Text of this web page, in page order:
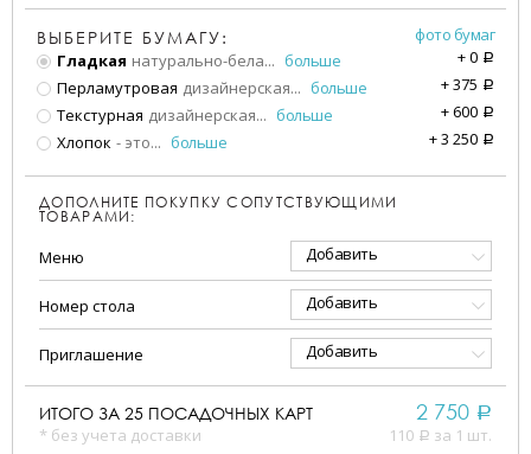
ВЫБЕРИТЕ БУМАГУ:
фото бумаг
Гладкая натурально-бела... больше +0 a
Перламутровая дизайнерская... больше +375 a
Текстурная дизайнерская... больше +600 a
Хлопок - это... больше +3 250 a
ДОПОЛНИТЕ ПОКУПКУ СОПУТСТВУЮЩИМИ
ТОВАРАМИ:
Меню Добавить
Номер стола Добавить
Приглашение Добавить
ИТОГО ЗА 25 ПОСАДОЧНЫХ КАРТ
* без учета доставки
2 750 a
110 a за 1 шт.